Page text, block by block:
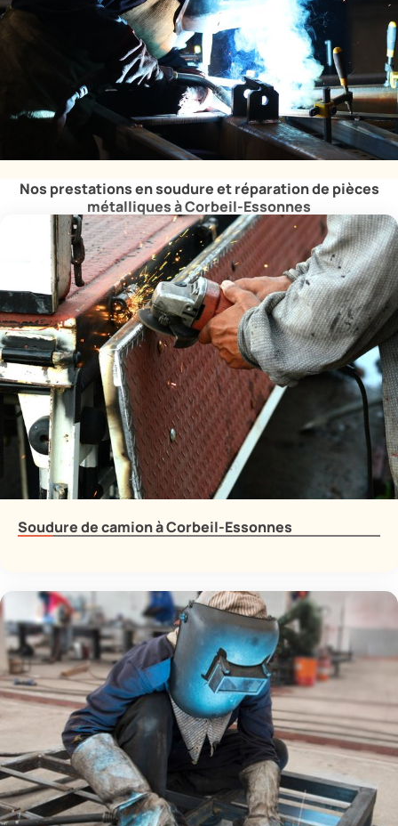
Nos prestations en soudure et réparation de pièces
métalliques à Corbeil-Essonnes
Soudure de camion à Corbeil-Essonnes